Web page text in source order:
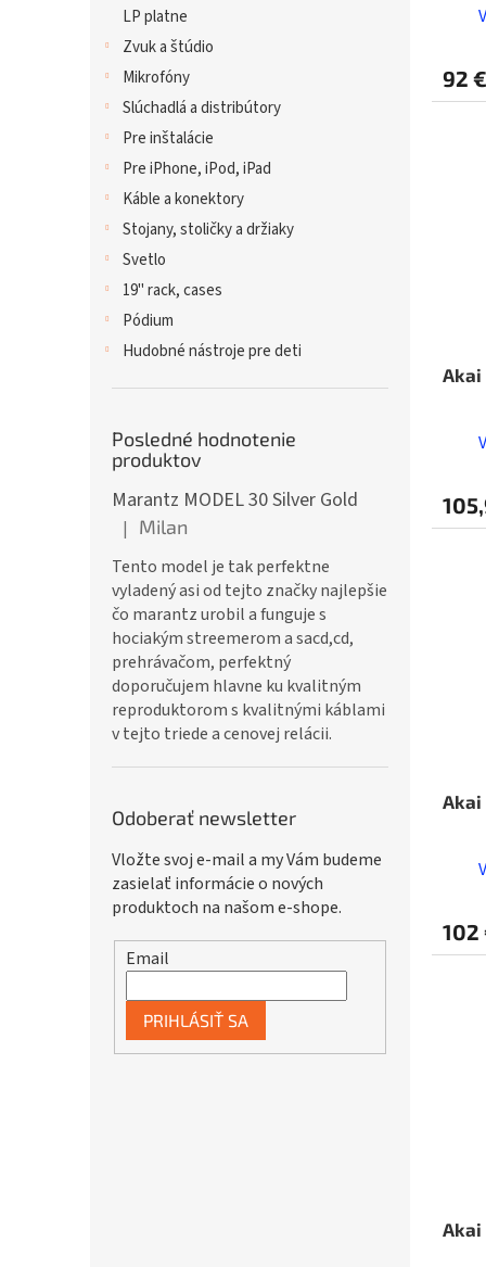
LP platne
Zvuk a štúdio
Mikrofóny
Slúchadlá a distribútory
Pre inštalácie
Pre iPhone, iPod, iPad
Káble a konektory
Stojany, stoličky a držiaky
Svetlo
19" rack, cases
Pódium
Hudobné nástroje pre deti
Posledné hodnotenie
produktov
Marantz MODEL 30 Silver Gold
Hodnotenie produktu je 5 z 5 hviezdičiek.
| Milan
Tento model je tak perfektne
vyladený asi od tejto značky najlepšie
čo marantz urobil a funguje s
hociakým streemerom a sacd,cd,
prehrávačom, perfektný
doporučujem hlavne ku kvalitným
reproduktorom s kvalitnými káblami
v tejto triede a cenovej relácii.
Odoberať newsletter
Vložte svoj e-mail a my Vám budeme
zasielať informácie o nových
produktoch na našom e-shope.
Email
PRIHLÁSIŤ SA
92 €
Akai
Akai
102
Akai